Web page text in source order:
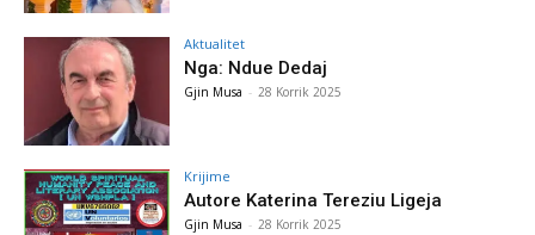
Aktualitet
Nga: Ndue Dedaj
Gjin Musa - 28 Korrik 2025
Krijime
Autore Katerina Tereziu Ligeja
Gjin Musa - 28 Korrik 2025